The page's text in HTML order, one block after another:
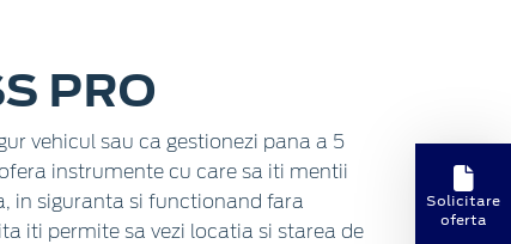
PRO
vehicul sau ca gestionezi pana a 5
instrumente cu care sa iti mentii
in siguranta si functionand fara
iti permite sa vezi locatia si starea de
Solicitare
oferta